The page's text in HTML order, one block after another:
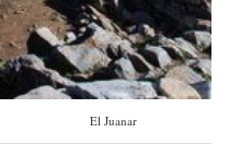
El Juanar